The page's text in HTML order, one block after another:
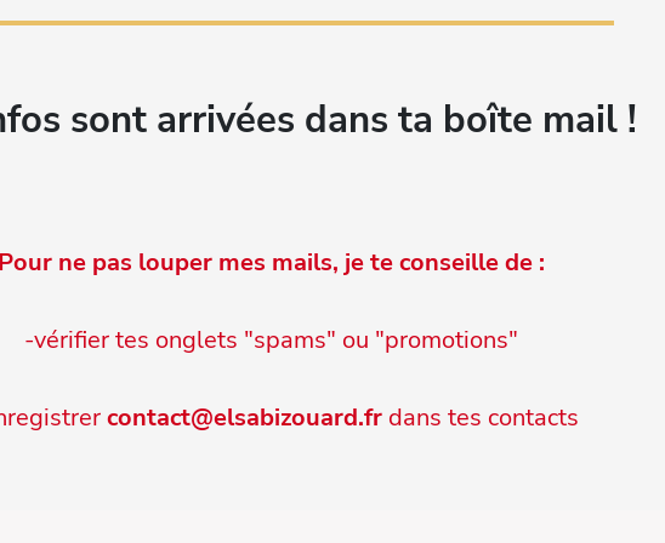
sont arrivées dans ta boîte mail !
Pour ne pas louper mes mails, je te conseille de :
-vérifier tes onglets "spams" ou "promotions"
contact@elsabizouard.fr dans tes contacts